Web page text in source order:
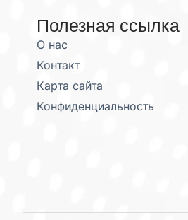
Полезная ссылка
О нас
Контакт
Карта сайта
Конфиденциальность